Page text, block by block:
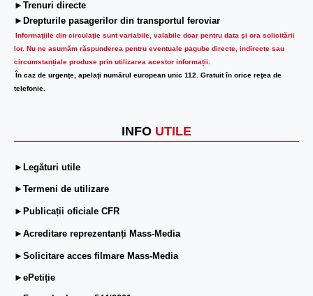
►Trenuri directe
►Drepturile pasagerilor din transportul feroviar
Informaţiile din circulaţie sunt variabile, valabile doar pentru data şi ora solicitării
lor. Nu ne asumăm răspunderea pentru eventuale pagube directe, indirecte sau
circumstanțiale produse prin utilizarea acestor informații.
În caz de urgenţe, apelaţi numărul european unic 112. Gratuit în orice reţea de
telefonie.
INFO UTILE
►Legături utile
►Termeni de utilizare
►Publicații oficiale CFR
►Acreditare reprezentanți Mass-Media
►Solicitare acces filmare Mass-Media
►ePetiție